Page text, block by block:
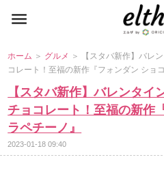
ホーム ＞ グルメ ＞ 【スタバ新作】バレ
コレート！至福の新作『フォンダン ショ
【スタバ新作】バレンタ
チョコレート！至福の新作
ラペチーノ』
2023-01-18 09:40